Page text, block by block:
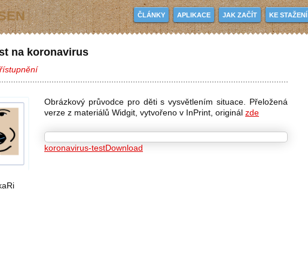
ČLÁNKY APLIKACE JAK ZAČÍT KE STAŽENÍ
na koronavirus
Obrázkový průvodce pro děti s vysvětlením situace. Přeložená
verze z materiálů Widgit, vytvořeno v InPrint, originál zde
koronavirus-testDownload